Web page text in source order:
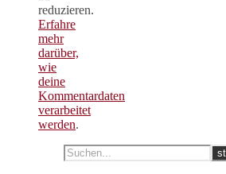
reduzieren.
Erfahre
mehr
darüber,
wie
deine
Kommentardaten
verarbeitet
werden.